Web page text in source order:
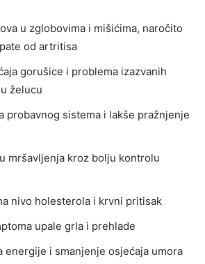
u zglobovima i mišićima, naročito
od artritisa
gorušice i problema izazvanih
želucu
probavnog sistema i lakše pražnjenje
mršavljenja kroz bolju kontrolu
nivo holesterola i krvni pritisak
upale grla i prehlade
energije i smanjenje osjećaja umora